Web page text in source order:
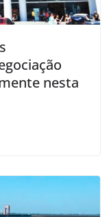
nesta